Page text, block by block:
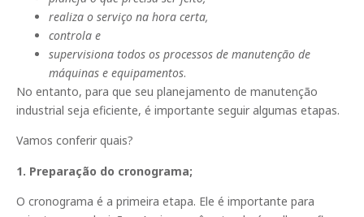
realiza o serviço na hora certa,
controla e
supervisiona todos os processos de manutenção de
máquinas e equipamentos.
No entanto, para que seu planejamento de manutenção
industrial seja eficiente, é importante seguir algumas etapas.
Vamos conferir quais?
1. Preparação do cronograma;
O cronograma é a primeira etapa. Ele é importante para